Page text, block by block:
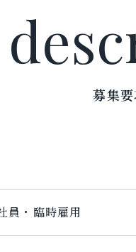
募集
員・臨時雇用